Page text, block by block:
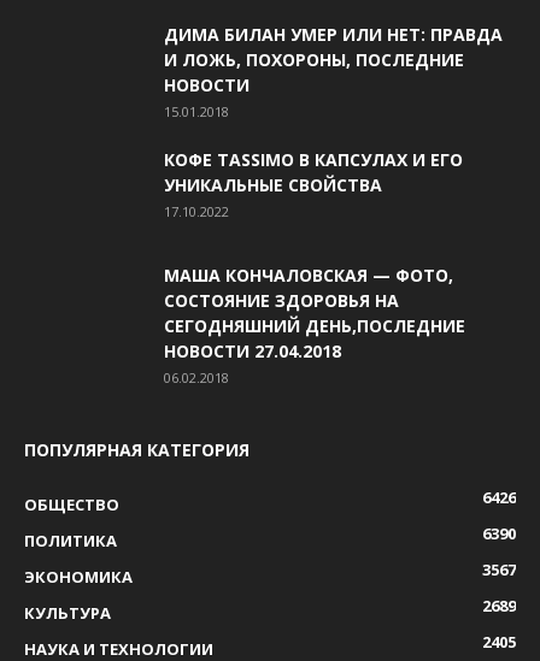
ДИМА БИЛАН УМЕР ИЛИ НЕТ: ПРАВДА
И ЛОЖЬ, ПОХОРОНЫ, ПОСЛЕДНИЕ
НОВОСТИ
15.01.2018
КОФЕ TASSIMO В КАПСУЛАХ И ЕГО
УНИКАЛЬНЫЕ СВОЙСТВА
17.10.2022
МАША КОНЧАЛОВСКАЯ — ФОТО,
СОСТОЯНИЕ ЗДОРОВЬЯ НА
СЕГОДНЯШНИЙ ДЕНЬ,ПОСЛЕДНИЕ
НОВОСТИ 27.04.2018
06.02.2018
ПОПУЛЯРНАЯ КАТЕГОРИЯ
ОБЩЕСТВО
6426
ПОЛИТИКА
6390
ЭКОНОМИКА
3567
КУЛЬТУРА
2689
НАУКА И ТЕХНОЛОГИИ
2405